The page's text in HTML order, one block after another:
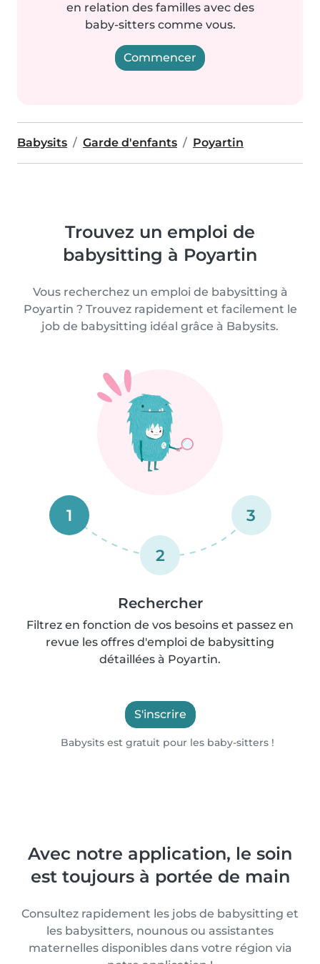
en relation des familles avec des
baby-sitters comme vous.
Commencer
Babysits Garde d'enfants Poyartin
Trouvez un emploi de
babysitting à Poyartin
Vous recherchez un emploi de babysitting à
Poyartin ? Trouvez rapidement et facilement le
job de babysitting idéal grâce à Babysits.
1
2
3
Rechercher
Filtrez en fonction de vos besoins et passez en
revue les offres d'emploi de babysitting
détaillées à Poyartin.
S'inscrire
Babysits est gratuit pour les baby-sitters !
Avec notre application, le soin
est toujours à portée de main
Consultez rapidement les jobs de babysitting et
les babysitters, nounous ou assistantes
maternelles disponibles dans votre région via